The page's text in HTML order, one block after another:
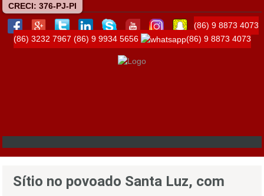
CRECI: 376-PJ-PI
(86) 9 8873 4073
(86) 3232 7967 (86) 9 9934 5656 (86) 9 8873 4073
Sítio no povoado Santa Luz, com